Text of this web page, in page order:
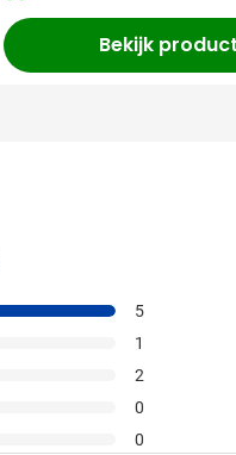
Bekijk product
5
1
2
0
0